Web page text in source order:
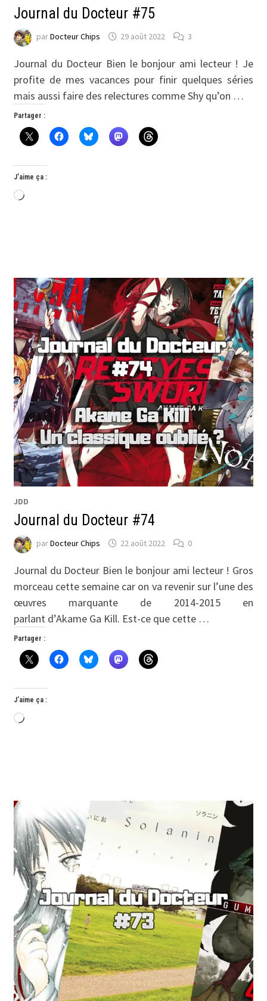
Journal du Docteur #75
parDocteur Chips 29 août 2022 3
Journal du Docteur Bien le bonjour ami lecteur ! Je
profite de mes vacances pour finir quelques séries
mais aussi faire des relectures comme Shy qu’on …
Partager :
J’aime ça :
Chargement…
JDD
Journal du Docteur #74
parDocteur Chips 22 août 2022 0
Journal du Docteur Bien le bonjour ami lecteur ! Gros
morceau cette semaine car on va revenir sur l’une des
œuvres marquante de 2014-2015 en
parlant d’Akame Ga Kill. Est-ce que cette …
Partager :
J’aime ça :
Chargement…